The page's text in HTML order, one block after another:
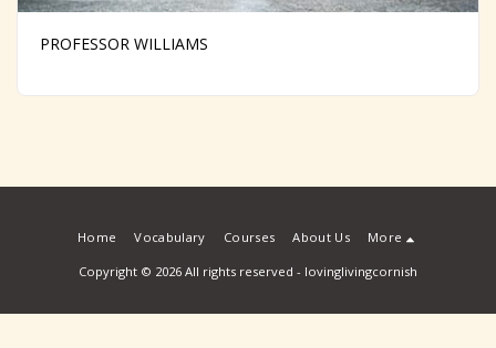
PROFESSOR WILLIAMS
Home Vocabulary Courses About Us More
Copyright © 2026 All rights reserved - lovinglivingcornish